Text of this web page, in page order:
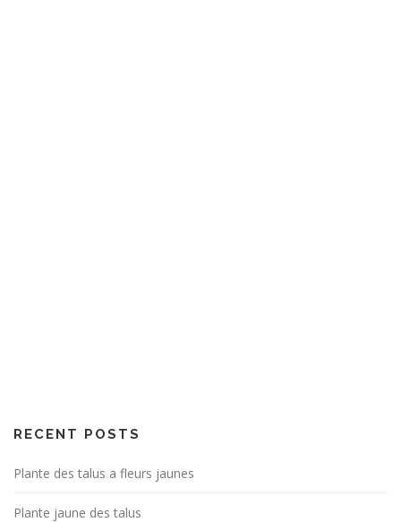
RECENT POSTS
Plante des talus a fleurs jaunes
Plante jaune des talus